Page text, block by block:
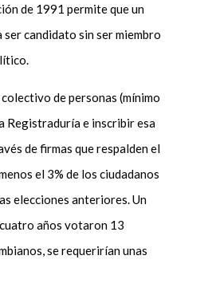
de 1991 permite que un
ser candidato sin ser miembro
de personas (mínimo
Registraduría e inscribir esa
de firmas que respalden el
el 3% de los ciudadanos
elecciones anteriores. Un
años votaron 13
se requerirían unas